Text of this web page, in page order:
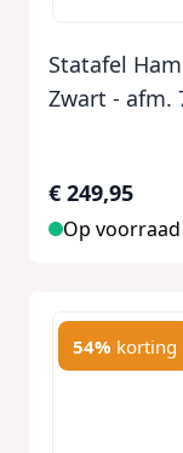
Statafel
Zwart - afm.
€ 249,95
Op voorraad
54% korting